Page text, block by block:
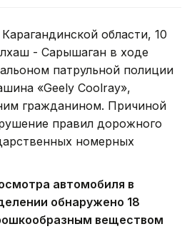
области, 10
- Сарышаган в ходе
патрульной полиции
«Geely Coolray»,
гражданином. Причиной
правил дорожного
номерных
автомобиля в
обнаружено 18
веществом